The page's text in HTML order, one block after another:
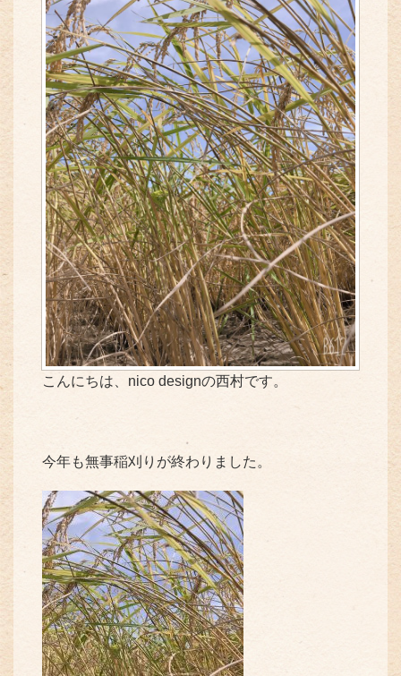
こんにちは、nico designの西村です。
今年も無事稲刈りが終わりました。